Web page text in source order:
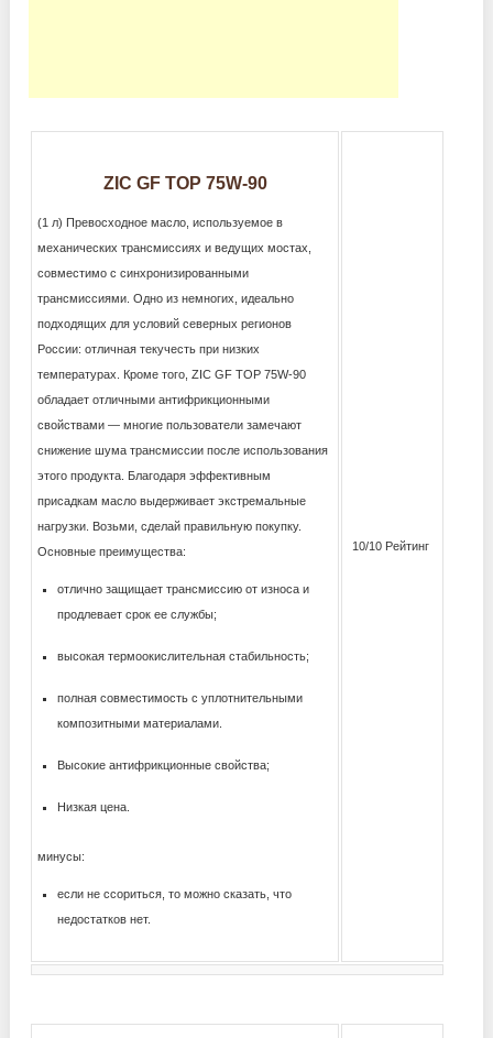
ZIC GF TOP 75W-90
(1 л) Превосходное масло, используемое в
механических трансмиссиях и ведущих мостах,
совместимо с синхронизированными
трансмиссиями. Одно из немногих, идеально
подходящих для условий северных регионов
России: отличная текучесть при низких
температурах. Кроме того, ZIC GF TOP 75W-90
обладает отличными антифрикционными
свойствами — многие пользователи замечают
снижение шума трансмиссии после использования
этого продукта. Благодаря эффективным
присадкам масло выдерживает экстремальные
нагрузки. Возьми, сделай правильную покупку.
Основные преимущества:
отлично защищает трансмиссию от износа и
продлевает срок ее службы;
высокая термоокислительная стабильность;
полная совместимость с уплотнительными
композитными материалами.
Высокие антифрикционные свойства;
Низкая цена.
минусы:
если не ссориться, то можно сказать, что
недостатков нет.
10/10 Рейтинг